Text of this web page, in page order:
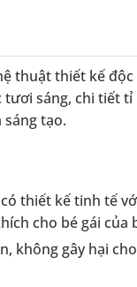
thuật thiết kế
sáng, chi tiết
tạo.
có thiết kế tinh tế
cho bé gái của
không gây hại